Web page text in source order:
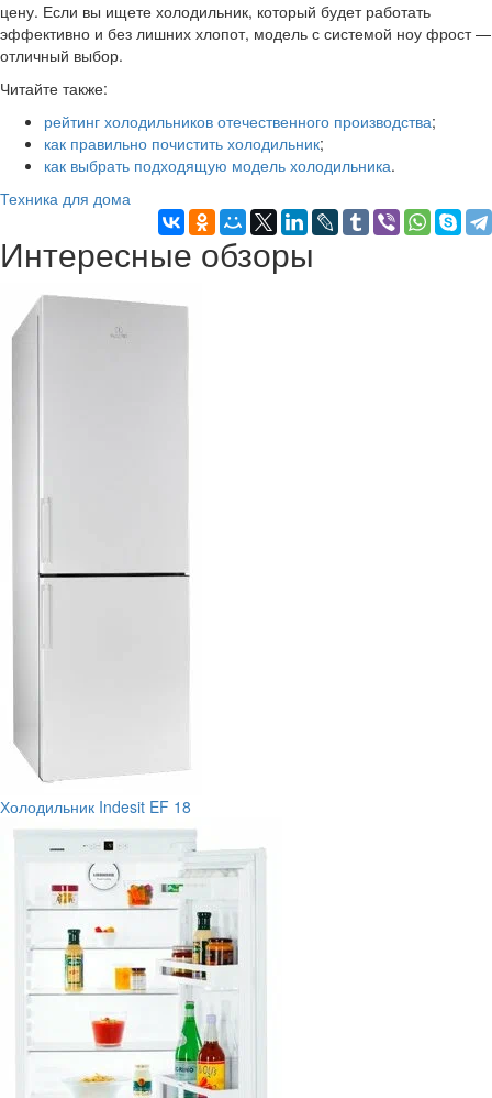
цену. Если вы ищете холодильник, который будет работать
эффективно и без лишних хлопот, модель с системой ноу фрост —
отличный выбор.
Читайте также:
рейтинг холодильников отечественного производства;
как правильно почистить холодильник;
как выбрать подходящую модель холодильника.
Техника для дома
Интересные обзоры
Холодильник Indesit EF 18